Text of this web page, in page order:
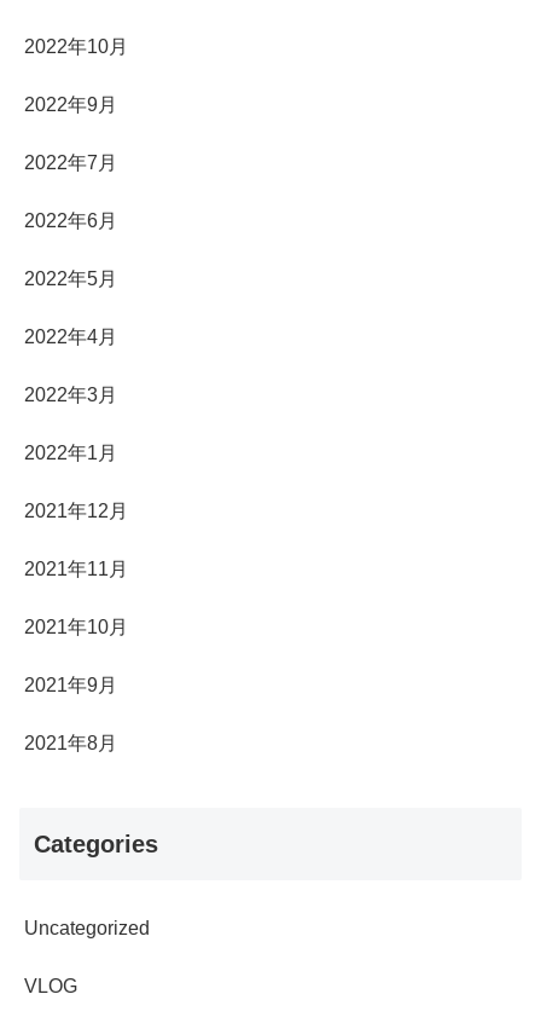
2022年10月
2022年9月
2022年7月
2022年6月
2022年5月
2022年4月
2022年3月
2022年1月
2021年12月
2021年11月
2021年10月
2021年9月
2021年8月
Categories
Uncategorized
VLOG